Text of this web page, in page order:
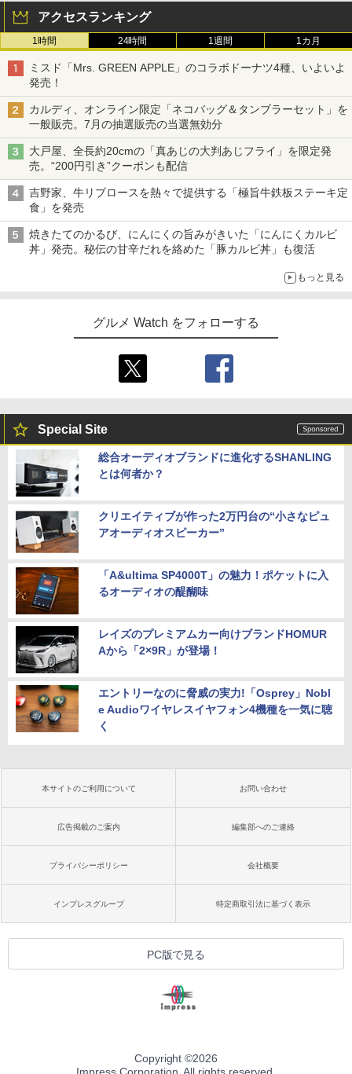
アクセスランキング
1時間 24時間 1週間 1カ月
ミスド「Mrs. GREEN APPLE」のコラボドーナツ4種、いよいよ
発売！
カルディ、オンライン限定「ネコバッグ＆タンブラーセット」を
一般販売。7月の抽選販売の当選無効分
大戸屋、全長約20cmの「真あじの大判あじフライ」を限定発
売。“200円引き”クーポンも配信
吉野家、牛リブロースを熱々で提供する「極旨牛鉄板ステーキ定
食」を発売
焼きたてのかるび、にんにくの旨みがきいた「にんにくカルビ
丼」発売。秘伝の甘辛だれを絡めた「豚カルビ丼」も復活
もっと見る
グルメ Watch をフォローする
Special Site
総合オーディオブランドに進化するSHANLING
とは何者か？
クリエイティブが作った2万円台の“小さなピュ
アオーディオスピーカー”
「A&ultima SP4000T」の魅力！ポケットに入
るオーディオの醍醐味
レイズのプレミアムカー向けブランドHOMUR
Aから「2×9R」が登場！
エントリーなのに脅威の実力!「Osprey」Nobl
e Audioワイヤレスイヤフォン4機種を一気に聴
く
本サイトのご利用について お問い合わせ
広告掲載のご案内 編集部へのご連絡
プライバシーポリシー 会社概要
インプレスグループ 特定商取引法に基づく表示
PC版で見る
Copyright ©2026
Impress Corporation. All rights reserved.